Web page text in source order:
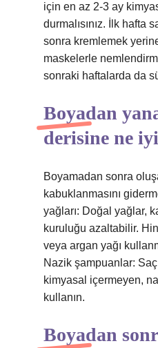
için en az 2-3 ay
durmalısınız. İlk hafta
sonra kremlemek
maskelerle
sonraki haftalarda da
Boyadan
derisine ne
Boyamadan sonra
kabuklanmasını
yağları: Doğal yağlar,
kuruluğu azaltabilir.
veya argan yağı
Nazik şampuanlar:
kimyasal içermeyen,
kullanın.
Boyadan